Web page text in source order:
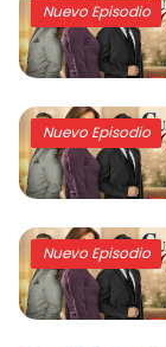
Nuevo Episodio
Nuevo Episodio
Nuevo Episodio